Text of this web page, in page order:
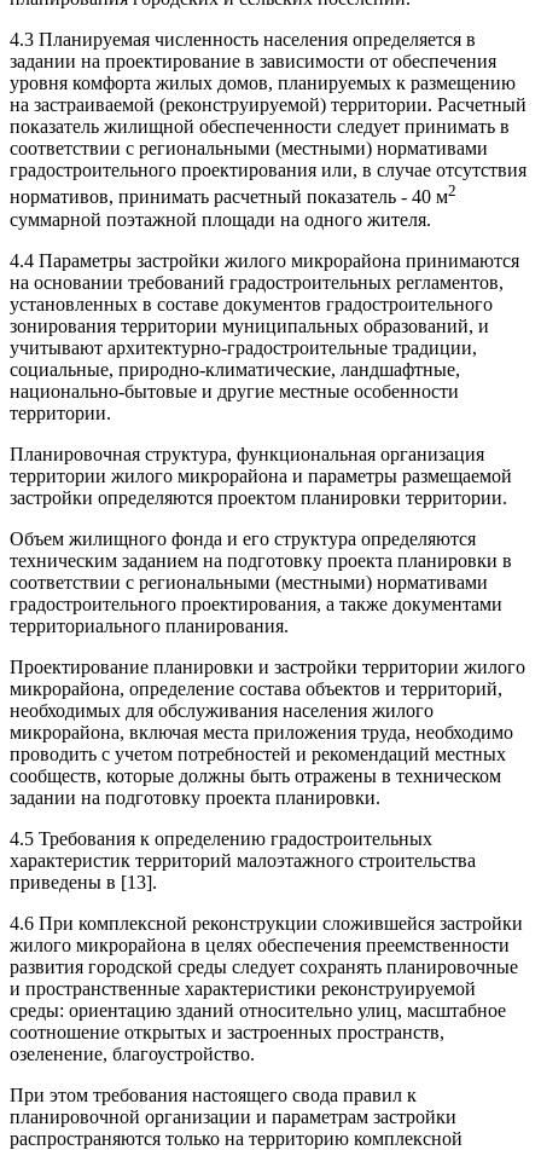
4.3 Планируемая численность населения определяется в
задании на проектирование в зависимости от обеспечения
уровня комфорта жилых домов, планируемых к размещению
на застраиваемой (реконструируемой) территории. Расчетный
показатель жилищной обеспеченности следует принимать в
соответствии с региональными (местными) нормативами
градостроительного проектирования или, в случае отсутствия
нормативов, принимать расчетный показатель - 40 м2
суммарной поэтажной площади на одного жителя.
4.4 Параметры застройки жилого микрорайона принимаются
на основании требований градостроительных регламентов,
установленных в составе документов градостроительного
зонирования территории муниципальных образований, и
учитывают архитектурно-градостроительные традиции,
социальные, природно-климатические, ландшафтные,
национально-бытовые и другие местные особенности
территории.
Планировочная структура, функциональная организация
территории жилого микрорайона и параметры размещаемой
застройки определяются проектом планировки территории.
Объем жилищного фонда и его структура определяются
техническим заданием на подготовку проекта планировки в
соответствии с региональными (местными) нормативами
градостроительного проектирования, а также документами
территориального планирования.
Проектирование планировки и застройки территории жилого
микрорайона, определение состава объектов и территорий,
необходимых для обслуживания населения жилого
микрорайона, включая места приложения труда, необходимо
проводить с учетом потребностей и рекомендаций местных
сообществ, которые должны быть отражены в техническом
задании на подготовку проекта планировки.
4.5 Требования к определению градостроительных
характеристик территорий малоэтажного строительства
приведены в [13].
4.6 При комплексной реконструкции сложившейся застройки
жилого микрорайона в целях обеспечения преемственности
развития городской среды следует сохранять планировочные
и пространственные характеристики реконструируемой
среды: ориентацию зданий относительно улиц, масштабное
соотношение открытых и застроенных пространств,
озеленение, благоустройство.
При этом требования настоящего свода правил к
планировочной организации и параметрам застройки
распространяются только на территорию комплексной